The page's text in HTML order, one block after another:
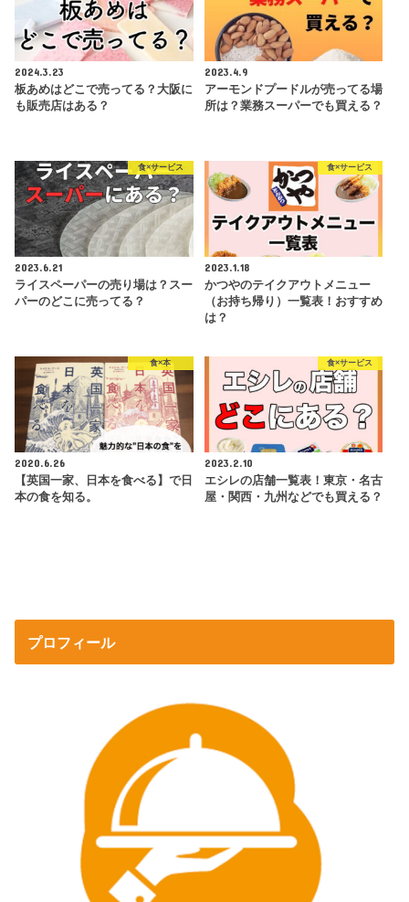
2024.3.23
板あめはどこで売ってる？大阪に
も販売店はある？
2023.4.9
アーモンドプードルが売ってる場
所は？業務スーパーでも買える？
食×サービス
2023.6.21
ライスペーパーの売り場は？スー
パーのどこに売ってる？
食×サービス
2023.1.18
かつやのテイクアウトメニュー
（お持ち帰り）一覧表！おすすめ
は？
食×本
2020.6.26
【英国一家、日本を食べる】で日
本の食を知る。
食×サービス
2023.2.10
エシレの店舗一覧表！東京・名古
屋・関西・九州などでも買える？
プロフィール